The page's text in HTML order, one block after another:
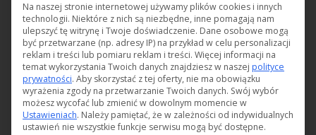
Zarządzanie oświetleniem
Na naszej stronie internetowej używamy plików cookies i innych
technologii. Niektóre z nich są niezbędne, inne pomagają nam
ulepszyć tę witrynę i Twoje doświadczenie. Dane osobowe mogą
być przetwarzane (np. adresy IP) na przykład w celu personalizacji
reklam i treści lub pomiaru reklam i treści. Więcej informacji na
temat wykorzystania Twoich danych znajdziesz w naszej polityce
prywatności. Aby skorzystać z tej oferty, nie ma obowiązku
wyrażenia zgody na przetwarzanie Twoich danych. Swój wybór
możesz wycofać lub zmienić w dowolnym momencie w
Ustawieniach. Należy pamiętać, że w zależności od indywidualnych
ustawień nie wszystkie funkcje serwisu mogą być dostępne.